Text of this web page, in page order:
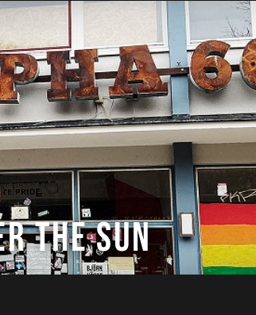
THE SUN